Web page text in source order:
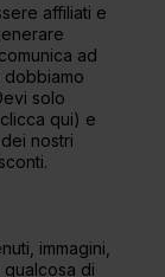
affiliati e
ad
dobbiamo
solo
qui) e
nostri
immagini,
di